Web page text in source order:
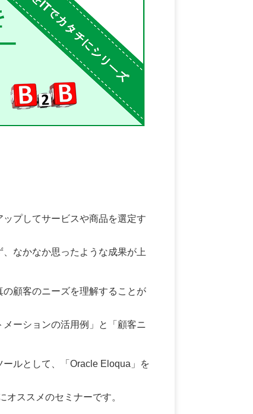
プしてサービスや商品を選定す
なかなか思ったような成果が上
顧客のニーズを理解することが
ーションの活用例」と「顧客ニ
ルとして、「Oracle Eloqua」を
ススメのセミナーです。